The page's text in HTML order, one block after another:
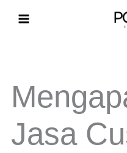
Jasa